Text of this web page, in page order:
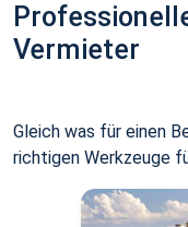
Vermieter
Gleich was für einen
richtigen Werkzeuge